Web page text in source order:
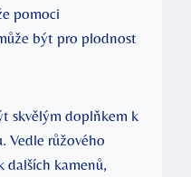
pomoci
být pro plodnost
skvělým doplňkem k
Vedle růžového
dalších kamenů,